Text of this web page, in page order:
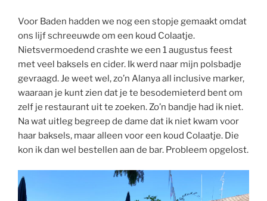
Voor Baden hadden we nog een stopje gemaakt omdat
ons lijf schreeuwde om een koud Colaatje.
Nietsvermoedend crashte we een 1 augustus feest
met veel baksels en cider. Ik werd naar mijn polsbadje
gevraagd. Je weet wel, zo’n Alanya all inclusive marker,
waaraan je kunt zien dat je te besodemieterd bent om
zelf je restaurant uit te zoeken. Zo’n bandje had ik niet.
Na wat uitleg begreep de dame dat ik niet kwam voor
haar baksels, maar alleen voor een koud Colaatje. Die
kon ik dan wel bestellen aan de bar. Probleem opgelost.